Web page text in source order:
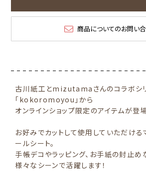
商品についてのお問い
古川紙工とmizutamaさんのコラボシ
「kokoromoyou」から
オンラインショップ限定のアイテムが登
お好みでカットして使用していただけ
ールシート。
手帳デコやラッピング、お手紙の封止め
様々なシーンで活躍します！